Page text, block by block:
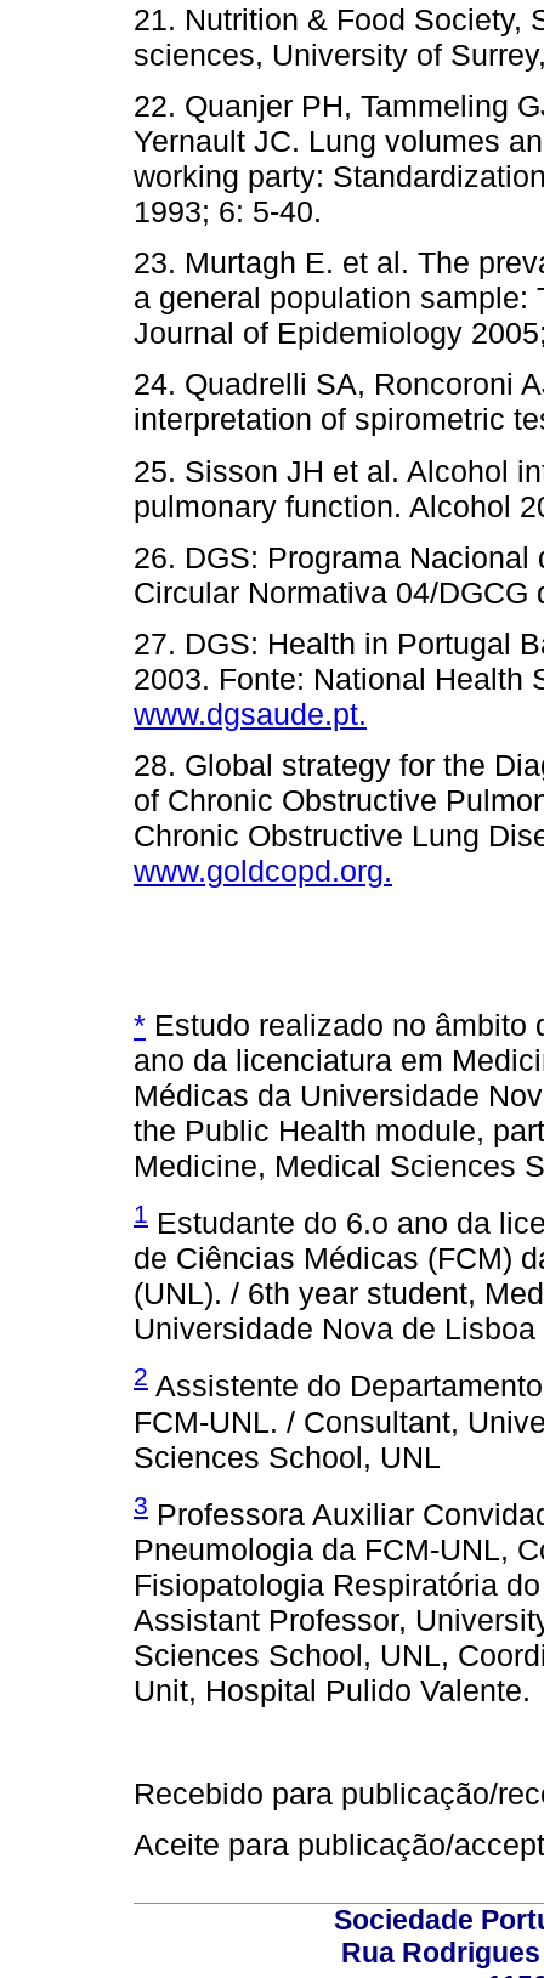
21. Nutrition & Food Society,
sciences, University of
22. Quanjer PH, Tammeling
Yernault JC. Lung volumes
working party:
1993; 6: 5-40.
23. Murtagh E. et al. The
a general population sample:
Journal of Epidemiology
24. Quadrelli SA, Roncoroni
interpretation of spirometric
25. Sisson JH et al. Alcohol
pulmonary function. Alcohol
26. DGS: Programa
Circular Normativa 04/
27. DGS: Health in Portugal
2003. Fonte: National Health
www.dgsaude.pt.
28. Global strategy for the
of Chronic Obstructive
Chronic Obstructive Lung
www.goldcopd.org.
* Estudo realizado no âmbito
ano da licenciatura em
Médicas da Universidade
the Public Health module,
Medicine, Medical Sciences
1 Estudante do 6.o ano da
de Ciências Médicas (FCM)
(UNL). / 6th year student,
Universidade Nova de Lisboa
2 Assistente do
FCM-UNL. / Consultant,
Sciences School, UNL
3 Professora Auxiliar
Pneumologia da FCM-UNL,
Fisiopatologia Respiratória
Assistant Professor,
Sciences School, UNL,
Unit, Hospital Pulido Valente.
Recebido para publicação/
Aceite para publicação/
Sociedade
Rua Rodrigues